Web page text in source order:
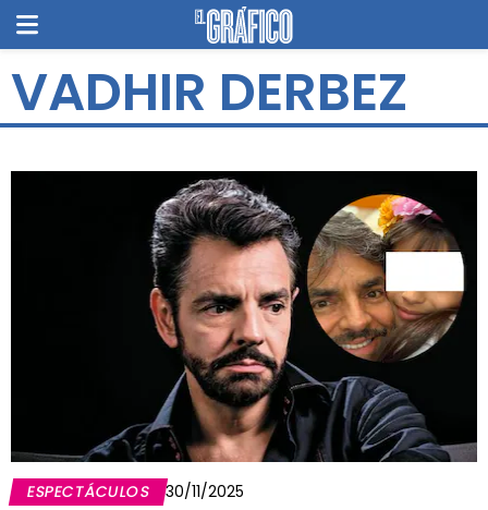
VADHIR DERBEZ
ESPECTÁCULOS 30/11/2025